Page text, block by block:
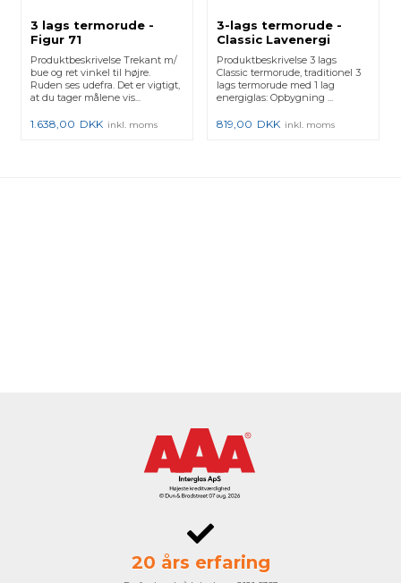
3 lags termorude -
Figur 71
Produktbeskrivelse Trekant m/
bue og ret vinkel til højre.
Ruden ses udefra. Det er vigtigt,
at du tager målene vis...
1.638,00 DKK inkl. moms
3-lags termorude -
Classic Lavenergi
Produktbeskrivelse 3 lags
Classic termorude, traditionel 3
lags termorude med 1 lag
energiglas: Opbygning ...
819,00 DKK inkl. moms
20 års erfaring